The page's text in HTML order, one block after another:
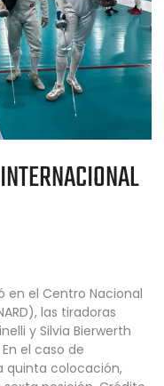
en el Centro Nacional
las tiradoras
y Silvia Bierwerth
el caso de
quinta colocación,